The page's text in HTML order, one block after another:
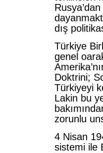
dış
Türkiye
genel
Doktrini;
Türkiyeyi
Lakin bu
zorunlu
4 Nisan
sistemi ile